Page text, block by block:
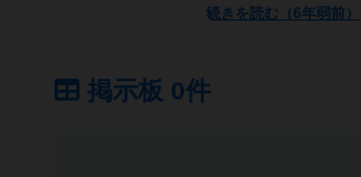
続きを読む（6年弱前）
掲示板 0件